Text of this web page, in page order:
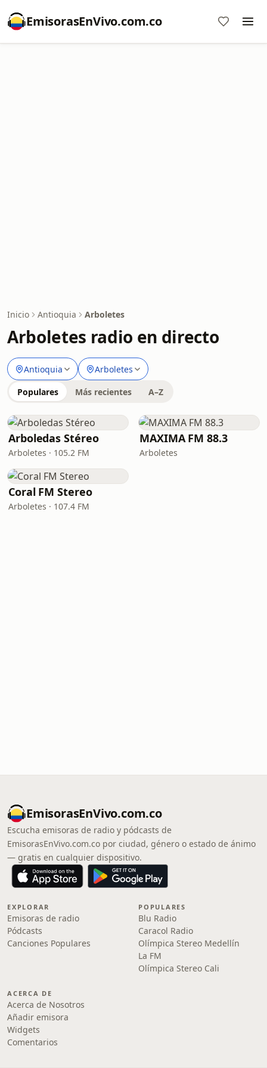
EmisorasEnVivo.com.co
Inicio Antioquia Arboletes
Arboletes radio en directo
Antioquia Arboletes
Populares Más recientes A–Z
Arboledas Stéreo
Arboletes · 105.2 FM
MAXIMA FM 88.3
Arboletes
Coral FM Stereo
Arboletes · 107.4 FM
EmisorasEnVivo.com.co
Escucha emisoras de radio y pódcasts de
EmisorasEnVivo.com.co por ciudad, género o estado de ánimo
— gratis en cualquier dispositivo.
EXPLORAR
Emisoras de radio
Pódcasts
Canciones Populares
POPULARES
Blu Radio
Caracol Radio
Olímpica Stereo Medellín
La FM
Olímpica Stereo Cali
ACERCA DE
Acerca de Nosotros
Añadir emisora
Widgets
Comentarios